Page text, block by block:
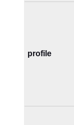
profile